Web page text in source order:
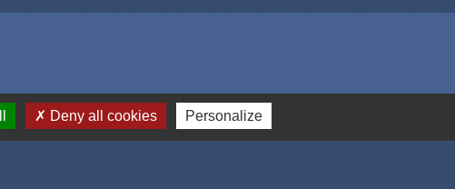
Deny all cookies Personalize